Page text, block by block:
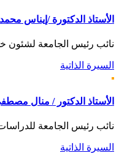
الأستاذ الدكتورة /إيناس
نائب رئيس الجامعة لشئون
السيرة الذاتية
الأستاذ الدكتور / منال
نائب رئيس الجامعة
السيرة الذاتية